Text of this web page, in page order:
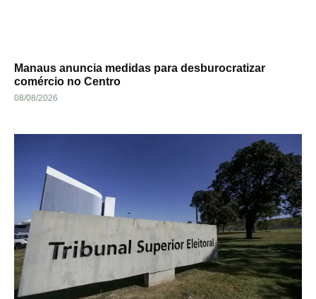
Manaus anuncia medidas para desburocratizar
comércio no Centro
08/08/2026